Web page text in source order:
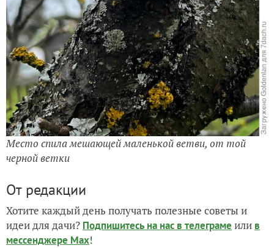
Место спила мешающей маленькой ветви, от той
черной ветки
От редакции
Хотите каждый день получать полезные советы и
идеи для дачи? Подпишитесь на нас в телеграме или в
мессенджере Max!